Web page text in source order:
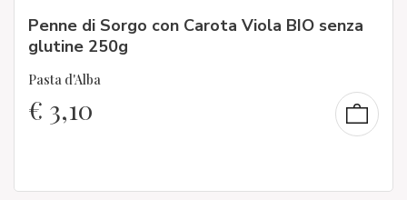
Penne di Sorgo con Carota Viola BIO senza
glutine 250g
Pasta d'Alba
€ 3,10